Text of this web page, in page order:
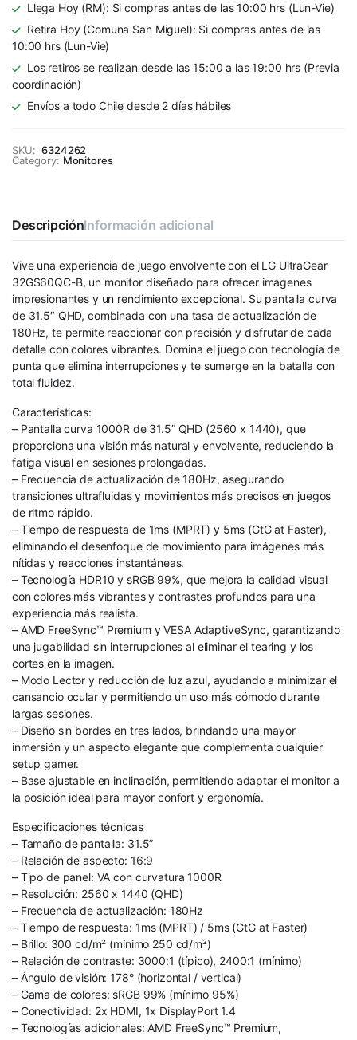
Llega Hoy (RM): Si compras antes de las 10:00 hrs (Lun-Vie)
Retira Hoy (Comuna San Miguel): Si compras antes de las
10:00 hrs (Lun-Vie)
Los retiros se realizan desde las 15:00 a las 19:00 hrs (Previa
coordinación)
Envíos a todo Chile desde 2 días hábiles
SKU: 6324262
Category: Monitores
DescripciónInformación adicional
Vive una experiencia de juego envolvente con el LG UltraGear
32GS60QC-B, un monitor diseñado para ofrecer imágenes
impresionantes y un rendimiento excepcional. Su pantalla curva
de 31.5″ QHD, combinada con una tasa de actualización de
180Hz, te permite reaccionar con precisión y disfrutar de cada
detalle con colores vibrantes. Domina el juego con tecnología de
punta que elimina interrupciones y te sumerge en la batalla con
total fluidez.
Características:
– Pantalla curva 1000R de 31.5” QHD (2560 x 1440), que
proporciona una visión más natural y envolvente, reduciendo la
fatiga visual en sesiones prolongadas.
– Frecuencia de actualización de 180Hz, asegurando
transiciones ultrafluidas y movimientos más precisos en juegos
de ritmo rápido.
– Tiempo de respuesta de 1ms (MPRT) y 5ms (GtG at Faster),
eliminando el desenfoque de movimiento para imágenes más
nítidas y reacciones instantáneas.
– Tecnología HDR10 y sRGB 99%, que mejora la calidad visual
con colores más vibrantes y contrastes profundos para una
experiencia más realista.
– AMD FreeSync™ Premium y VESA AdaptiveSync, garantizando
una jugabilidad sin interrupciones al eliminar el tearing y los
cortes en la imagen.
– Modo Lector y reducción de luz azul, ayudando a minimizar el
cansancio ocular y permitiendo un uso más cómodo durante
largas sesiones.
– Diseño sin bordes en tres lados, brindando una mayor
inmersión y un aspecto elegante que complementa cualquier
setup gamer.
– Base ajustable en inclinación, permitiendo adaptar el monitor a
la posición ideal para mayor confort y ergonomía.
Especificaciones técnicas
– Tamaño de pantalla: 31.5”
– Relación de aspecto: 16:9
– Tipo de panel: VA con curvatura 1000R
– Resolución: 2560 x 1440 (QHD)
– Frecuencia de actualización: 180Hz
– Tiempo de respuesta: 1ms (MPRT) / 5ms (GtG at Faster)
– Brillo: 300 cd/m² (mínimo 250 cd/m²)
– Relación de contraste: 3000:1 (típico), 2400:1 (mínimo)
– Ángulo de visión: 178° (horizontal / vertical)
– Gama de colores: sRGB 99% (mínimo 95%)
– Conectividad: 2x HDMI, 1x DisplayPort 1.4
– Tecnologías adicionales: AMD FreeSync™ Premium,